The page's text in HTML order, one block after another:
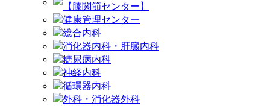
【膝関節センター】
健康管理センター
総合内科
消化器内科・肝臓内科
糖尿病内科
神経内科
循環器内科
外科・消化器外科